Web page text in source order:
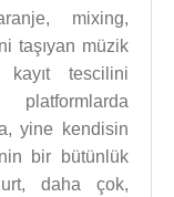
mixing,
taşıyan müzik
kayıt tescilini
yine kendisin
bir bütünlük
daha çok,